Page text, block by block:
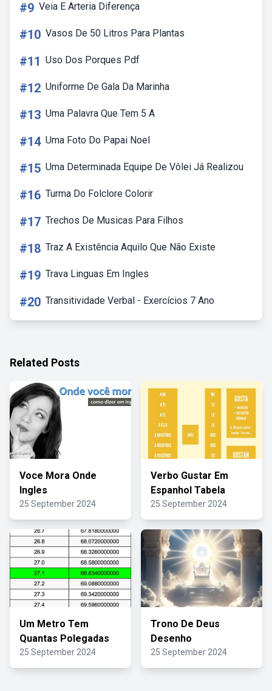
#9 Veia E Arteria Diferença
#10 Vasos De 50 Litros Para Plantas
#11 Uso Dos Porques Pdf
#12 Uniforme De Gala Da Marinha
#13 Uma Palavra Que Tem 5 A
#14 Uma Foto Do Papai Noel
#15 Uma Determinada Equipe De Vôlei Já Realizou
#16 Turma Do Folclore Colorir
#17 Trechos De Musicas Para Filhos
#18 Traz A Existência Aquilo Que Não Existe
#19 Trava Linguas Em Ingles
#20 Transitividade Verbal - Exercícios 7 Ano
Related Posts
Voce Mora Onde
Ingles
25 September 2024
Verbo Gustar Em
Espanhol Tabela
25 September 2024
Um Metro Tem
Quantas Polegadas
25 September 2024
Trono De Deus
Desenho
25 September 2024